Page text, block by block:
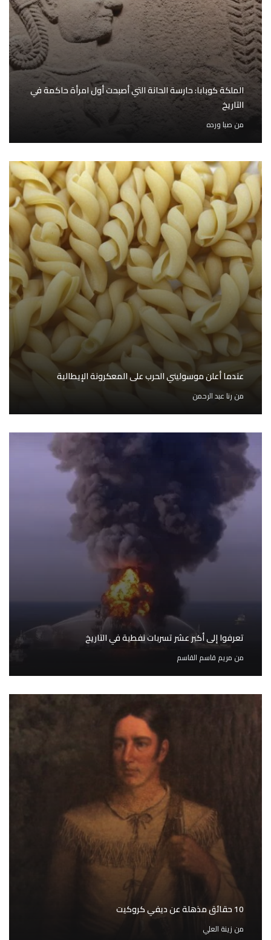
الملكة كوبابا: حارسة الحانة التي أصبحت أول امرأة حاكمة في
التاريخ
من صبا ورده
عندما أعلن موسوليني الحرب على المعكرونة الإيطالية
من رنا عبد الرحمن
تعرفوا إلى أكبر عشر تسربات نفطية في التاريخ
من مريم قاسم القاسم
10 حقائق مذهلة عن ديفي كروكيت
من زينة العلي